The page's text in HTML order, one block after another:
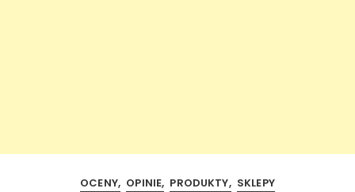
OCENY OPINIE PRODUKTY SKLEPY